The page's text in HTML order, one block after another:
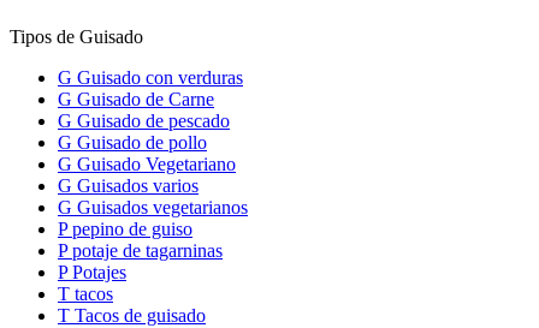
Tipos de Guisado
G Guisado con verduras
G Guisado de Carne
G Guisado de pescado
G Guisado de pollo
G Guisado Vegetariano
G Guisados varios
G Guisados vegetarianos
P pepino de guiso
P potaje de tagarninas
P Potajes
T tacos
T Tacos de guisado